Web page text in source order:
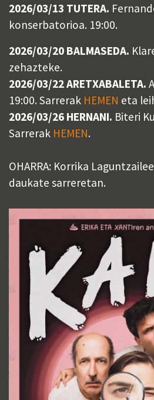
2026/03/13 TUTERA.
konserbatorioa. 19:00.
2026/03/20 BALMASEDA.
zehazteke.
2026/03/22 ARETXABALETA.
19:00. Sarrerak HEMEN eta
2026/03/26 HERNANI. Biteri
Sarrerak HEMEN.
OHARRA: Korrika
daukate sarreretan.